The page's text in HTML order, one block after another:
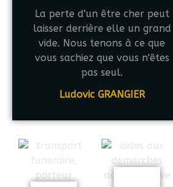
La perte d'un être cher peut
laisser derrière elle un grand
vide. Nous tenons à ce que
vous sachiez que vous n'êtes
pas seul.
Ludovic GRANGIER